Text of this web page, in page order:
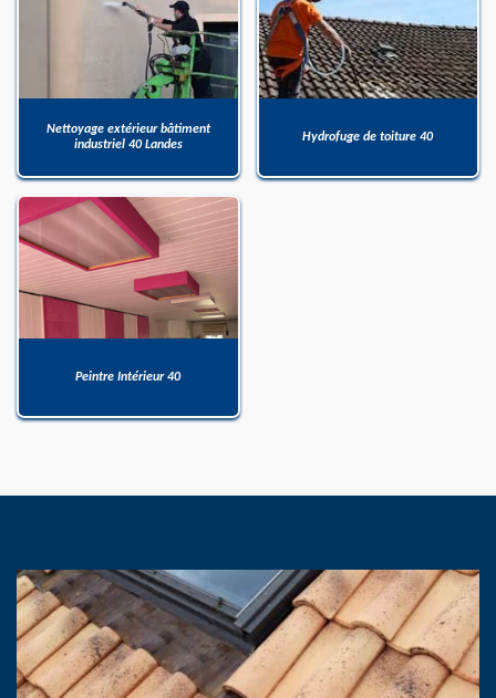
Nettoyage extérieur bâtiment
industriel 40 Landes
Hydrofuge de toiture 40
Peintre Intérieur 40